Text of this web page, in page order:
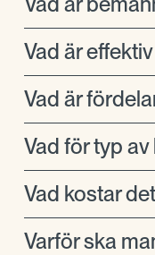
Vad är
Vad är
Vad för typ
Vad kostar
Varför ska